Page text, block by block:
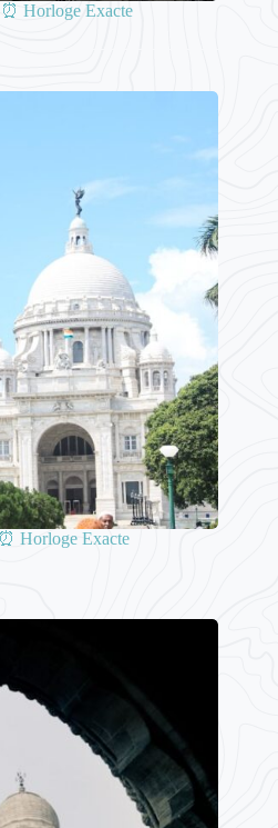
Horloge Exacte
Horloge Exacte